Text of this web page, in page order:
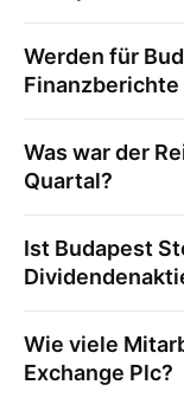
Werden für
Was war der
Quartal?
Ist Budapest
Wie viele
Exchange Plc?